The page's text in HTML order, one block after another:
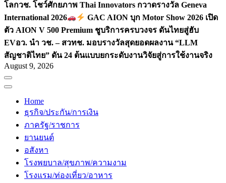
โลกวช. โชว์ศักยภาพ Thai Innovators กวาดรางวัล Geneva
International 2026
GAC AION บุก Motor Show 2026 เปิด
ตัว AION V 500 Premium ชูบริการครบวงจร ดันไทยสู่ฮับ
EVอว. นำ วช. – สวทช. มอบรางวัลสุดยอดผลงาน “LLM
สัญชาติไทย” ดัน 24 ต้นแบบยกระดับงานวิจัยสู่การใช้งานจริง
August 9, 2026
Home
ธุรกิจ/ประกัน/การเงิน
ภาครัฐ/ราชการ
ยานยนต์
อสังหา
โรงพยบาล/สุขภาพ/ความงาม
โรงแรม/ท่องเที่ยว/อาหาร